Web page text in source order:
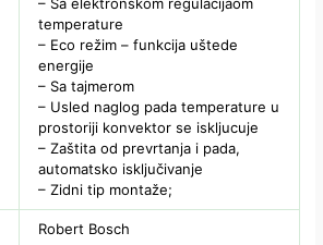
temperature
– Eco režim – funkcija uštede
energije
– Sa tajmerom
– Usled naglog pada temperature u
prostoriji konvektor se iskljucuje
– Zaštita od prevrtanja i pada,
automatsko isključivanje
– Zidni tip montaže;
Robert Bosch